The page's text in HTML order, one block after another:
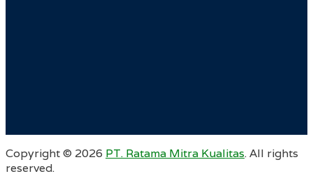
Copyright © 2026 PT. Ratama Mitra Kualitas. All rights
reserved.